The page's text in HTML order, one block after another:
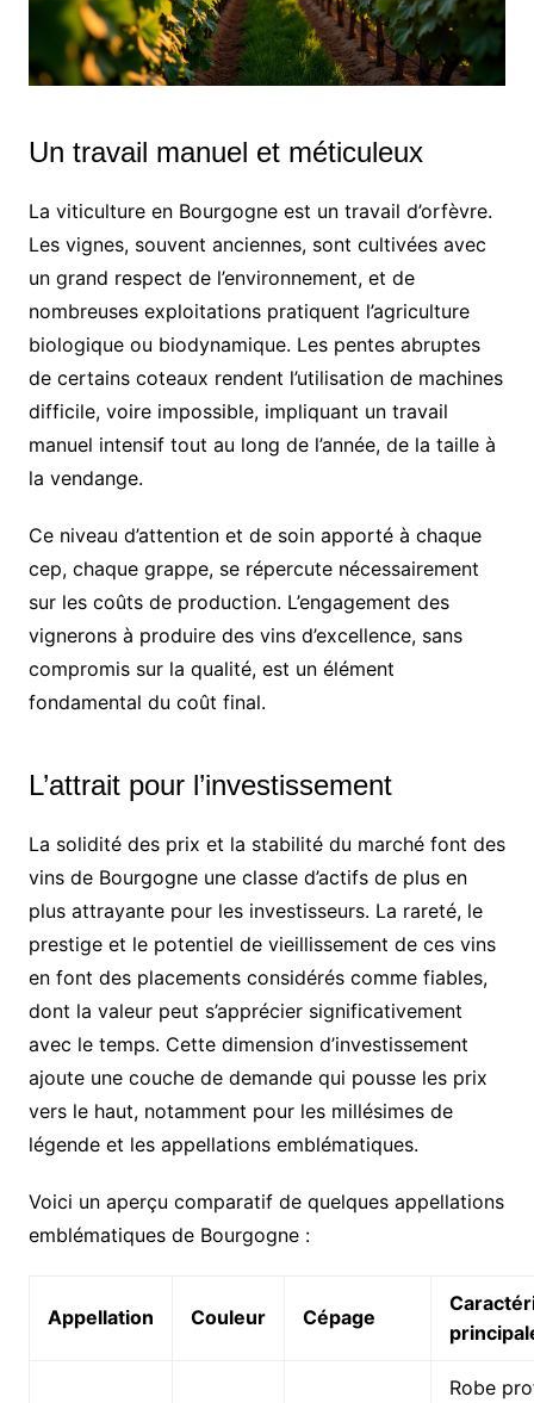
Un travail manuel et méticuleux
La viticulture en Bourgogne est un travail d’orfèvre.
Les vignes, souvent anciennes, sont cultivées avec
un grand respect de l’environnement, et de
nombreuses exploitations pratiquent l’agriculture
biologique ou biodynamique. Les pentes abruptes
de certains coteaux rendent l’utilisation de machines
difficile, voire impossible, impliquant un travail
manuel intensif tout au long de l’année, de la taille à
la vendange.
Ce niveau d’attention et de soin apporté à chaque
cep, chaque grappe, se répercute nécessairement
sur les coûts de production. L’engagement des
vignerons à produire des vins d’excellence, sans
compromis sur la qualité, est un élément
fondamental du coût final.
L’attrait pour l’investissement
La solidité des prix et la stabilité du marché font des
vins de Bourgogne une classe d’actifs de plus en
plus attrayante pour les investisseurs. La rareté, le
prestige et le potentiel de vieillissement de ces vins
en font des placements considérés comme fiables,
dont la valeur peut s’apprécier significativement
avec le temps. Cette dimension d’investissement
ajoute une couche de demande qui pousse les prix
vers le haut, notamment pour les millésimes de
légende et les appellations emblématiques.
Voici un aperçu comparatif de quelques appellations
emblématiques de Bourgogne :
Appellation Couleur Cépage
Robe